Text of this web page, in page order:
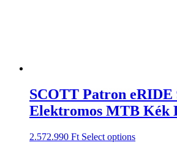
SCOTT Patron eRIDE
Elektromos MTB Kék
2.572.990 Ft Select options